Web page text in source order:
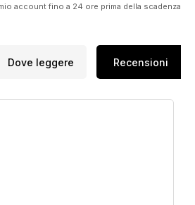
account fino a 24 ore prima della scadenza
Dove leggere Recensioni